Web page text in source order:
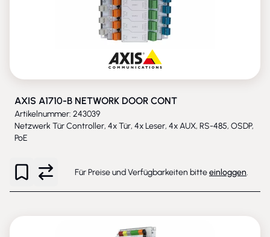
AXIS A1710-B NETWORK DOOR CONT
Artikelnummer: 243039
Netzwerk Tür Controller, 4x Tür, 4x Leser, 4x AUX, RS-485, OSDP,
PoE
Für Preise und Verfügbarkeiten bitteeinloggen.